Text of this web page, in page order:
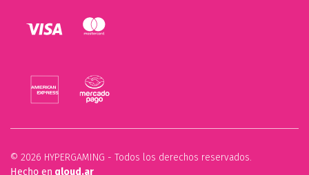
© 2026 HYPERGAMING - Todos los derechos reservados.
Hecho en qloud.ar